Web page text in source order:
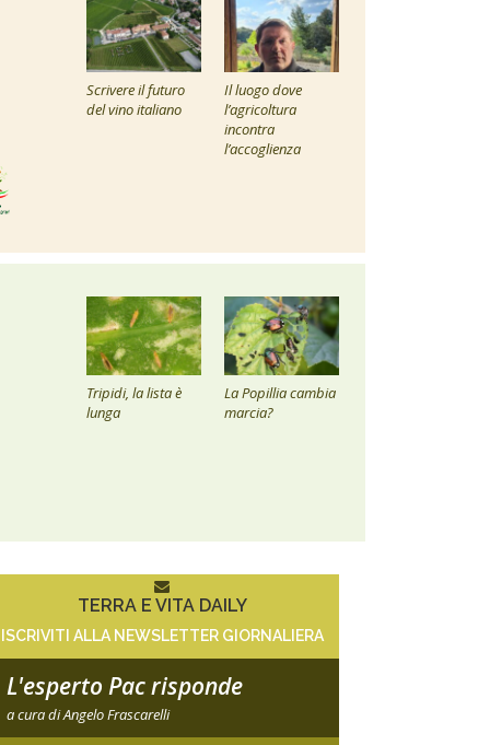
Scrivere il futuro
del vino italiano
Il luogo dove
l’agricoltura
incontra
l’accoglienza
Tripidi, la lista è
lunga
La Popillia cambia
marcia?
TERRA E VITA DAILY
ISCRIVITI ALLA NEWSLETTER GIORNALIERA
L'esperto Pac risponde
a cura di Angelo Frascarelli